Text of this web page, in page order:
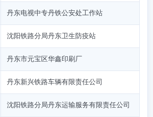
丹东电视中专丹铁公安处工作站
沈阳铁路分局丹东卫生防疫站
丹东市元宝区华鑫印刷厂
丹东新兴铁路车辆有限责任公司
沈阳铁路分局丹东运输服务有限责任公司